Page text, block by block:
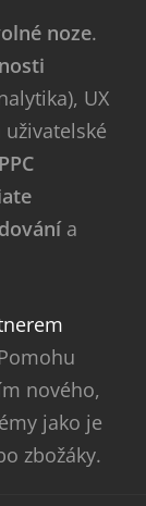
noze.
UX
PPC
a
nového,
jako je
zbožáky.